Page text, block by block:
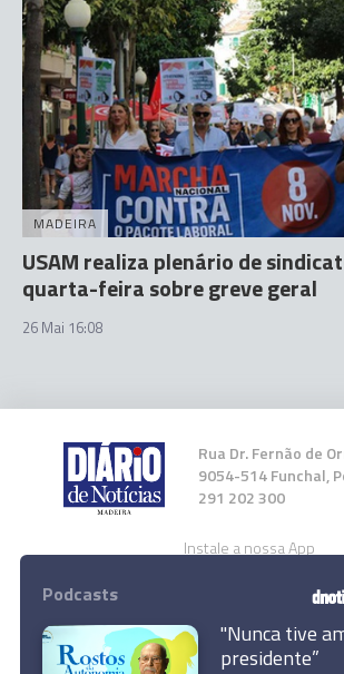
MADEIRA
USAM realiza plenário de
quarta-feira sobre greve geral
26 Mai 16:08
Rua Dr. Fernão de
9054-514 Funchal,
291 202 300
Instale a nossa App
Podcasts
"Nunca tive
presidente”